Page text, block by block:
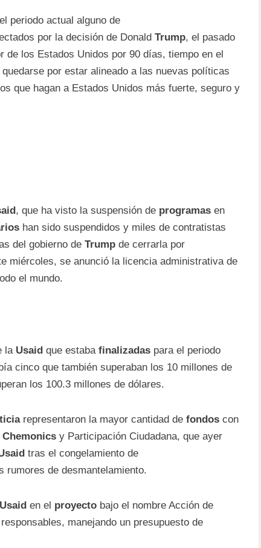
periodo actual alguno de
por la decisión de Donald Trump, el pasado
de los Estados Unidos por 90 días, tiempo en el
por estar alineado a las nuevas políticas
que hagan a Estados Unidos más fuerte, seguro y
, que ha visto la suspensión de programas en
han sido suspendidos y miles de contratistas
del gobierno de Trump de cerrarla por
miércoles, se anunció la licencia administrativa de
el mundo.
la Usaid que estaba finalizadas para el periodo
cinco que también superaban los 10 millones de
los 100.3 millones de dólares.
representaron la mayor cantidad de fondos con
Chemonics y Participación Ciudadana, que ayer
tras el congelamiento de
rumores de desmantelamiento.
Usaid en el proyecto bajo el nombre Acción de
manejando un presupuesto de